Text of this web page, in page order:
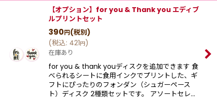
【オプション】for you & Thank you エディブ
ルプリントセット
390円(税別)
(税込: 421円)
在庫あり
for you & thank youディスクを追加できます 食
べられるシートに食用インクでプリントした、ギ
フトにぴったりのフォンダン（シュガーペース
ト）ディスク 2種類セットです。 アソートセレ…